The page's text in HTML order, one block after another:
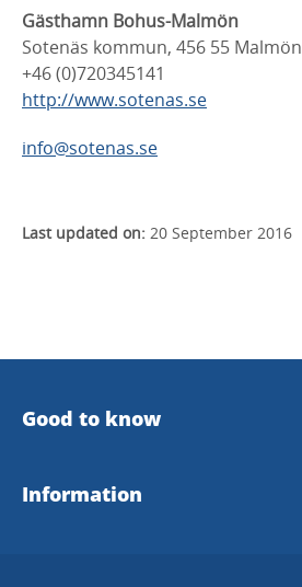
Gästhamn Bohus-Malmön
Sotenäs kommun, 456 55 Malmön
+46 (0)720345141
http://www.sotenas.se
info@sotenas.se
Last updated on: 20 September 2016
Good to know
Plan your trip with bus
Information